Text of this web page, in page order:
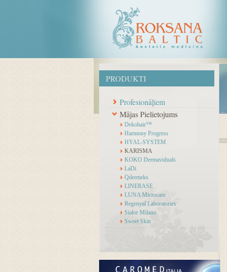
PRODUKTI
Profesionāļiem
Mājas Pielietojums
Dekohair™
Harmony Progress
HYAL-SYSTEM
KARISMA
KOKO Dermaviduals
LaDi
Qdermeks
LINERASE
LUNA Microcare
Regenyal Laboratories
Sialor Milano
Sweet Skin